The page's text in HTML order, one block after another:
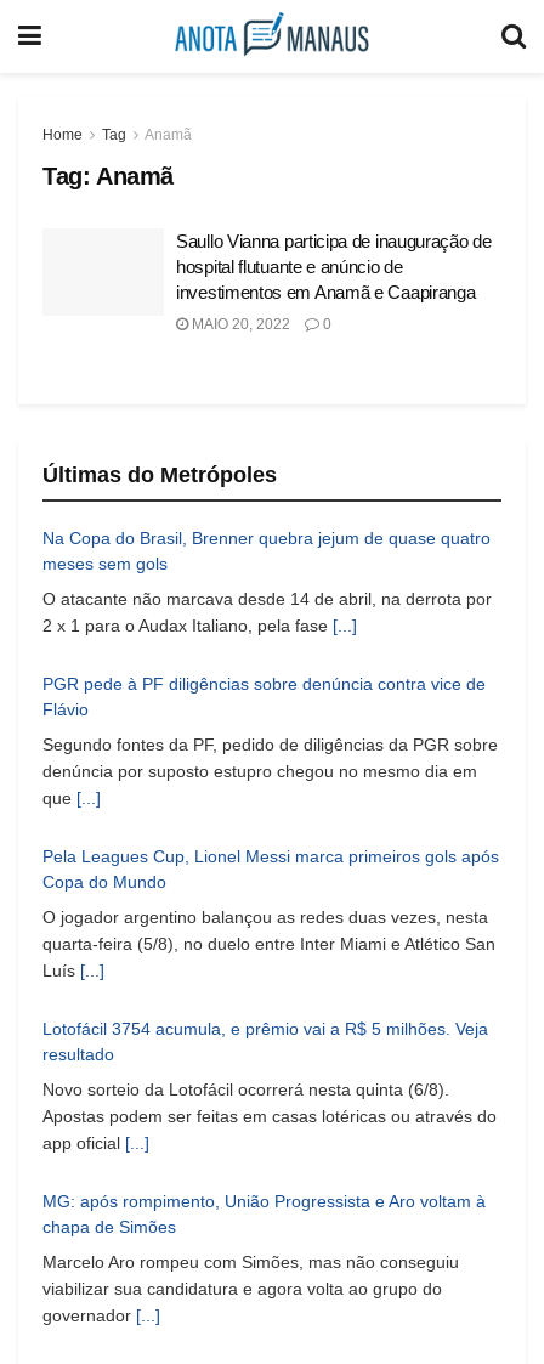
Home Tag Anamã
Tag: Anamã
Saullo Vianna participa de inauguração de
hospital flutuante e anúncio de
investimentos em Anamã e Caapiranga
MAIO 20, 2022 0
Últimas do Metrópoles
Na Copa do Brasil, Brenner quebra jejum de quase quatro
meses sem gols
O atacante não marcava desde 14 de abril, na derrota por
2 x 1 para o Audax Italiano, pela fase [...]
PGR pede à PF diligências sobre denúncia contra vice de
Flávio
Segundo fontes da PF, pedido de diligências da PGR sobre
denúncia por suposto estupro chegou no mesmo dia em
que [...]
Pela Leagues Cup, Lionel Messi marca primeiros gols após
Copa do Mundo
O jogador argentino balançou as redes duas vezes, nesta
quarta-feira (5/8), no duelo entre Inter Miami e Atlético San
Luís [...]
Lotofácil 3754 acumula, e prêmio vai a R$ 5 milhões. Veja
resultado
Novo sorteio da Lotofácil ocorrerá nesta quinta (6/8).
Apostas podem ser feitas em casas lotéricas ou através do
app oficial [...]
MG: após rompimento, União Progressista e Aro voltam à
chapa de Simões
Marcelo Aro rompeu com Simões, mas não conseguiu
viabilizar sua candidatura e agora volta ao grupo do
governador [...]